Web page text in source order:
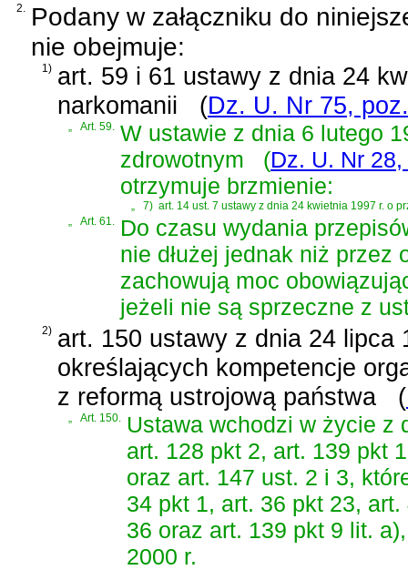
2.
Podany w załączniku do
nie obejmuje:
1) art. 59 i 61 ustawy z dnia 24
narkomanii
(Dz. U. Nr 75,
Art. 59. W ustawie z dnia 6 lutego
zdrowotnym
(Dz. U. Nr
otrzymuje brzmienie:
7) art. 14 ust. 7 ustawy z dnia 24 kwietnia 1997 r. o
„
Art. 61. Do czasu wydania
nie dłużej jednak niż
zachowują moc
jeżeli nie są sprzeczne z
2) art. 150 ustawy z dnia 24 lipca
określających kompetencje
z reformą ustrojową państwa
(
Art. 150.
Ustawa wchodzi w życie z
art. 128 pkt 2, art. 139 pkt
oraz art. 147 ust. 2 i 3,
34 pkt 1, art. 36 pkt 23,
36 oraz art. 139 pkt 9 lit.
2000 r.